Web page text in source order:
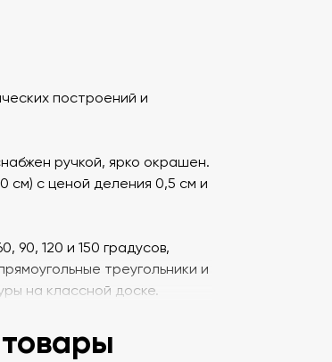
построений и
ручкой, ярко окрашен.
см) с ценой деления 0,5 см и
90, 120 и 150 градусов,
треугольники и
на классной доске.